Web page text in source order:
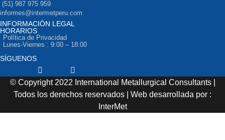
(51) 987 975 959
informes@intermetperu.com
INFORMACIÓN LEGAL
Política de Privacidad
HORARIOS
Lunes-Viernes : 9:00 – 18:00
SÍGUENOS
© Copyright 2022 International Metallurgical Consultants |
Todos los derechos reservados | Web desarrollada por :
InterMet